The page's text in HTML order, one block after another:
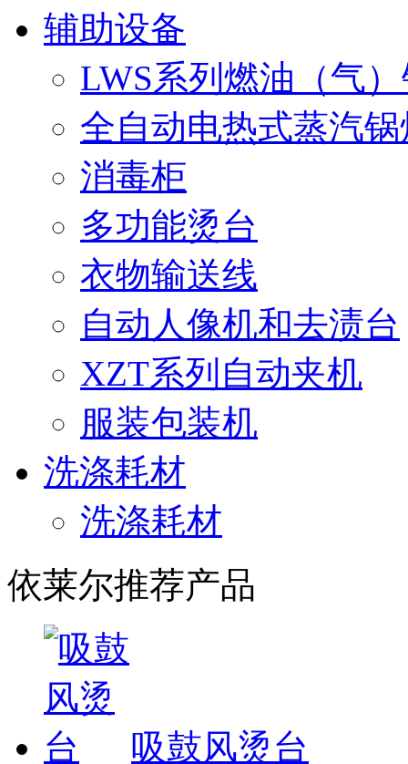
辅助设备
LWS系列燃油（气
全自动电热式蒸汽锅
消毒柜
多功能烫台
衣物输送线
自动人像机和去渍台
XZT系列自动夹机
服装包装机
洗涤耗材
洗涤耗材
依莱尔推荐产品
吸鼓风烫台